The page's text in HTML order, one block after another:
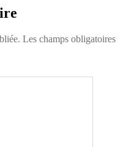
Les champs obligatoires